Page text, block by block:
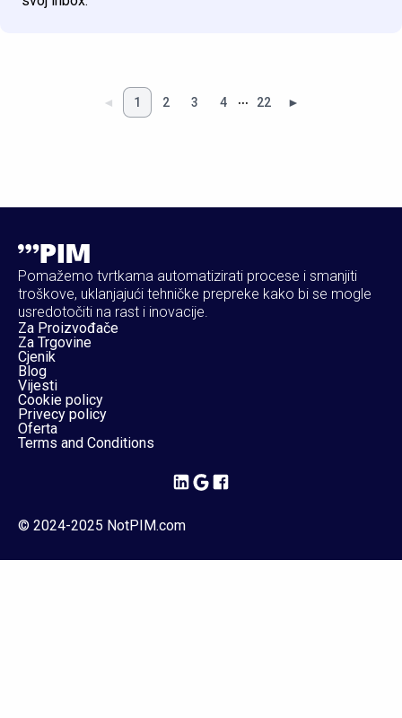
◄ 1 2 3 4 … 22 ►
Pomažemo tvrtkama automatizirati procese i smanjiti
troškove, uklanjajući tehničke prepreke kako bi se mogle
usredotočiti na rast i inovacije.
Za Proizvođače
Za Trgovine
Cjenik
Blog
Vijesti
Cookie policy
Privecy policy
Oferta
Terms and Conditions
© 2024-2025 NotPIM.com